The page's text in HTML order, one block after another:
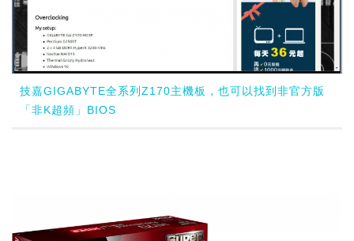
技嘉GIGABYTE全系列Z170主機板，也可以找到非官方版
「非K超頻」BIOS